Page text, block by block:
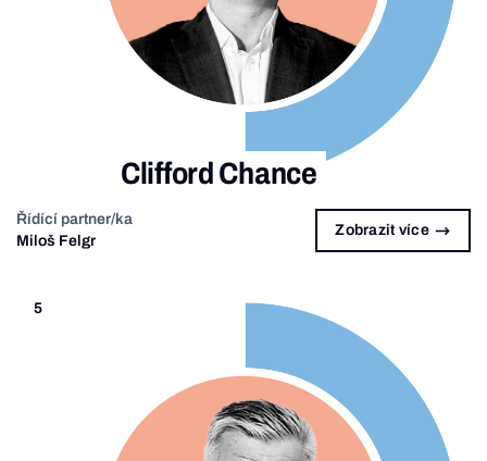
Clifford Chance
Řídící partner/ka
Miloš Felgr
Zobrazit více
5